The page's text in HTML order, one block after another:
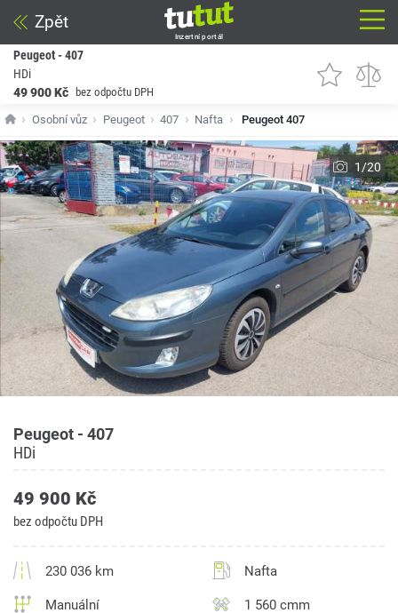
Zpět
Inzertní portál
Peugeot - 407
HDi
49 900 Kč
bez odpočtu DPH
Osobní vůz Peugeot 407 Nafta Peugeot 407
1/20
Peugeot - 407
HDi
49 900 Kč
bez odpočtu DPH
230 036 km Nafta
Manuální 1 560 cmm